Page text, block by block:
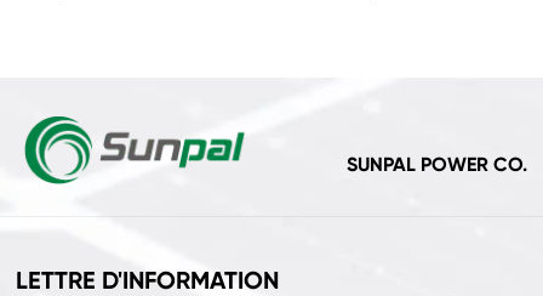
SUNPAL POWER CO.
LETTRE D'INFORMATION